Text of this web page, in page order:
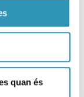
quan és
Butlletí